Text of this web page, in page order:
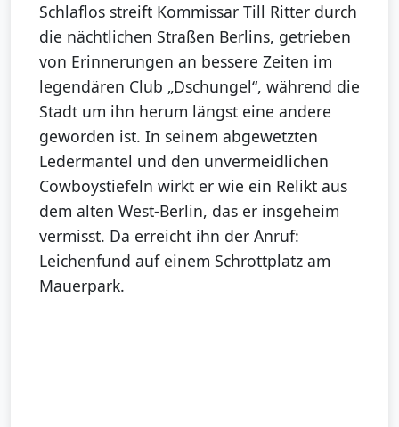
Schlaflos streift Kommissar Till Ritter durch
die nächtlichen Straßen Berlins, getrieben
von Erinnerungen an bessere Zeiten im
legendären Club „Dschungel“, während die
Stadt um ihn herum längst eine andere
geworden ist. In seinem abgewetzten
Ledermantel und den unvermeidlichen
Cowboystiefeln wirkt er wie ein Relikt aus
dem alten West-Berlin, das er insgeheim
vermisst. Da erreicht ihn der Anruf:
Leichenfund auf einem Schrottplatz am
Mauerpark.